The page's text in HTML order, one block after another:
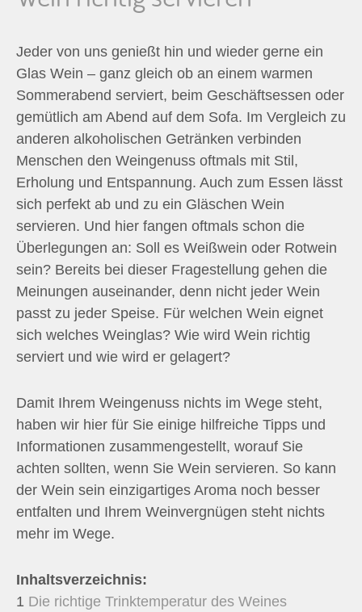
n
a
c
:
Jeder von uns genießt hin und wieder gerne ein
Glas Wein – ganz gleich ob an einem warmen
Sommerabend serviert, beim Geschäftsessen oder
gemütlich am Abend auf dem Sofa. Im Vergleich zu
anderen alkoholischen Getränken verbinden
Menschen den Weingenuss oftmals mit Stil,
Erholung und Entspannung. Auch zum Essen lässt
sich perfekt ab und zu ein Gläschen Wein
servieren. Und hier fangen oftmals schon die
Überlegungen an: Soll es Weißwein oder Rotwein
sein? Bereits bei dieser Fragestellung gehen die
Meinungen auseinander, denn nicht jeder Wein
passt zu jeder Speise. Für welchen Wein eignet
sich welches Weinglas? Wie wird Wein richtig
serviert und wie wird er gelagert?
Damit Ihrem Weingenuss nichts im Wege steht,
haben wir hier für Sie einige hilfreiche Tipps und
Informationen zusammengestellt, worauf Sie
achten sollten, wenn Sie Wein servieren. So kann
der Wein sein einzigartiges Aroma noch besser
entfalten und Ihrem Weinvergnügen steht nichts
mehr im Wege.
Inhaltsverzeichnis:
1 Die richtige Trinktemperatur des Weines